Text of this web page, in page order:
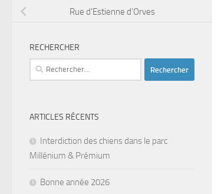
Rue d’Estienne d’Orves
RECHERCHER
Rechercher :
ARTICLES RÉCENTS
Interdiction des chiens dans le parc
Millénium & Prémium
Bonne année 2026